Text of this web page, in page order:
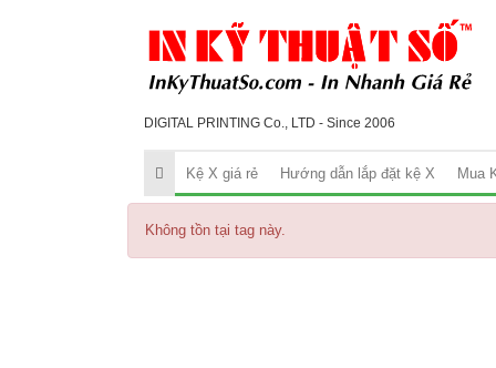
DIGITAL PRINTING Co., LTD - Since 2006
Kệ X giá rẻ Hướng dẫn lắp đặt kệ X Mua
Không tồn tại tag này.